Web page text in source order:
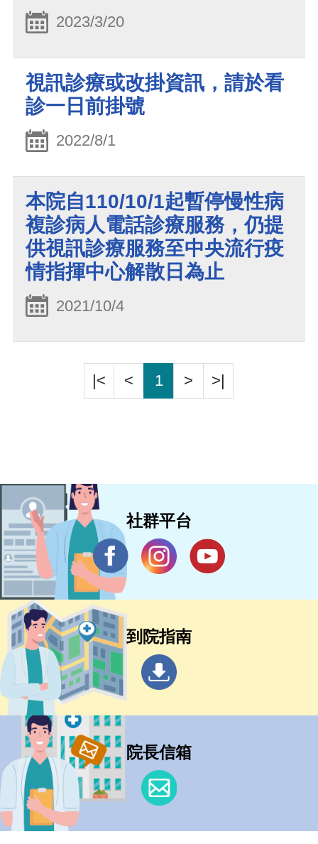
2023/3/20
視訊診療或改掛資訊，請於看
診一日前掛號
2022/8/1
本院自110/10/1起暫停慢性病
複診病人電話診療服務，仍提
供視訊診療服務至中央流行疫
情指揮中心解散日為止
2021/10/4
|< < 1 > >|
社群平台
到院指南
院長信箱